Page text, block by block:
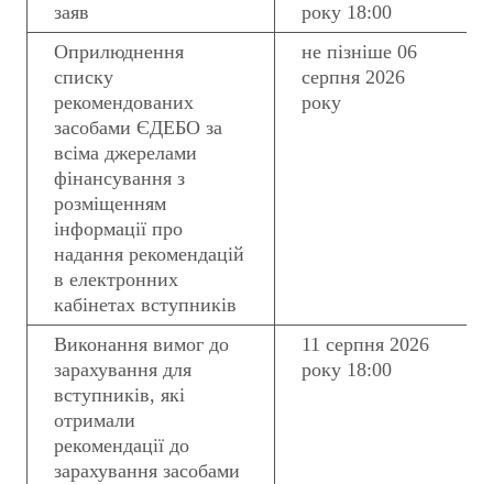
заяв
року 18:00
Оприлюднення
списку
рекомендованих
засобами ЄДЕБО за
всіма джерелами
фінансування з
розміщенням
інформації про
надання рекомендацій
в електронних
кабінетах вступників
не пізніше 06
серпня 2026
року
Виконання вимог до
зарахування для
вступників, які
отримали
рекомендації до
зарахування засобами
11 серпня 2026
року 18:00